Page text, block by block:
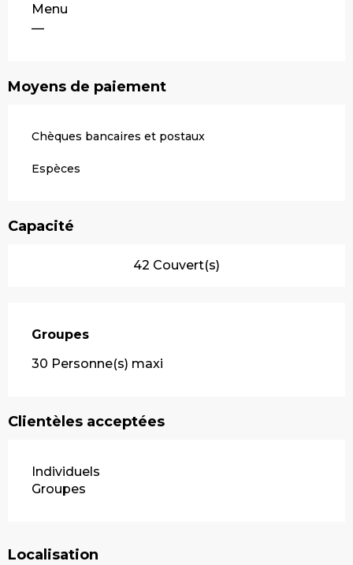
Tarifs 2026
Menu
—
Moyens de paiement
Chèques bancaires et postaux
Espèces
Capacité
42 Couvert(s)
Groupes
Groupes
30 Personne(s) maxi
Clientèles acceptées
Individuels
Groupes
Localisation